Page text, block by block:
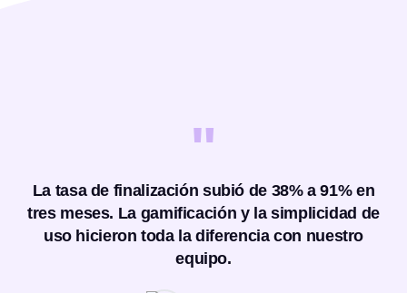
"
La tasa de finalización subió de 38% a 91% en
tres meses. La gamificación y la simplicidad de
uso hicieron toda la diferencia con nuestro
equipo.